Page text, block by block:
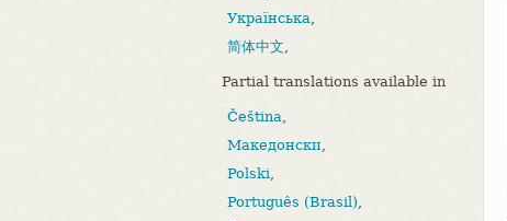
Українська,
简体中文,
Partial translations available in
Čeština,
Македонски,
Polski,
Português (Brasil),